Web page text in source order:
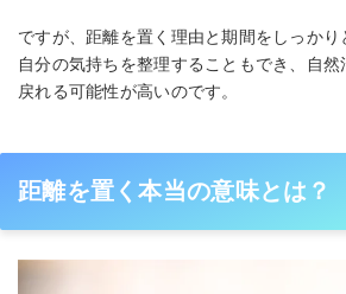
ですが、距離を置く理由と期間をしっかり
自分の気持ちを整理することもでき、自
戻れる可能性が高いのです。
距離を置く本当の意味とは？